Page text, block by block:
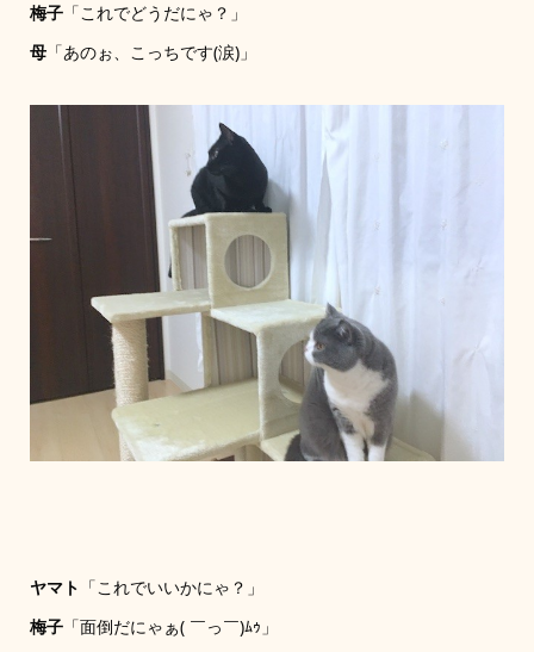
梅子「これでどうだにゃ？」
母「あのぉ、こっちです(涙)」
ヤマト 「これでいいかにゃ？」
梅子「面倒だにゃぁ( ￣っ￣)ﾑｩ」